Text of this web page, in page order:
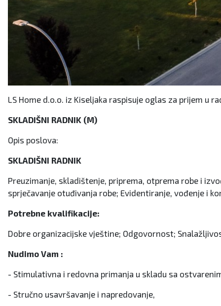
LS Home d.o.o. iz Kiseljaka raspisuje oglas za prijem u
SKLADIŠNI RADNIK (M)
Opis poslova:
SKLADIŠNI RADNIK
Preuzimanje, skladištenje, priprema, otprema robe i
sprječavanje otuđivanja robe; Evidentiranje, vođenje i
Potrebne kvalifikacije:
Dobre organizacijske vještine; Odgovornost;
Nudimo Vam :
- Stimulativna i redovna primanja u skladu sa
- Stručno usavršavanje i napredovanje,